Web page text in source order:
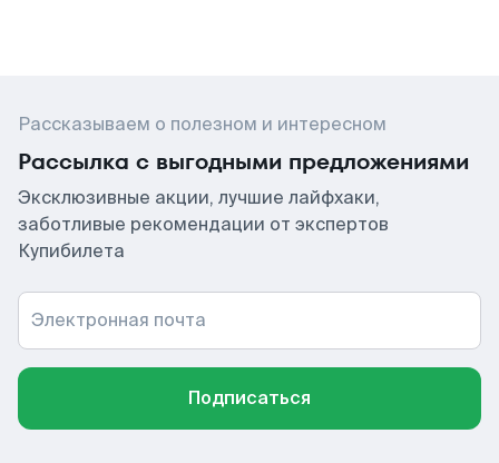
Рассказываем о полезном и интересном
Рассылка с выгодными предложениями
Эксклюзивные акции, лучшие лайфхаки,
заботливые рекомендации от экспертов
Купибилета
Электронная почта
Подписаться